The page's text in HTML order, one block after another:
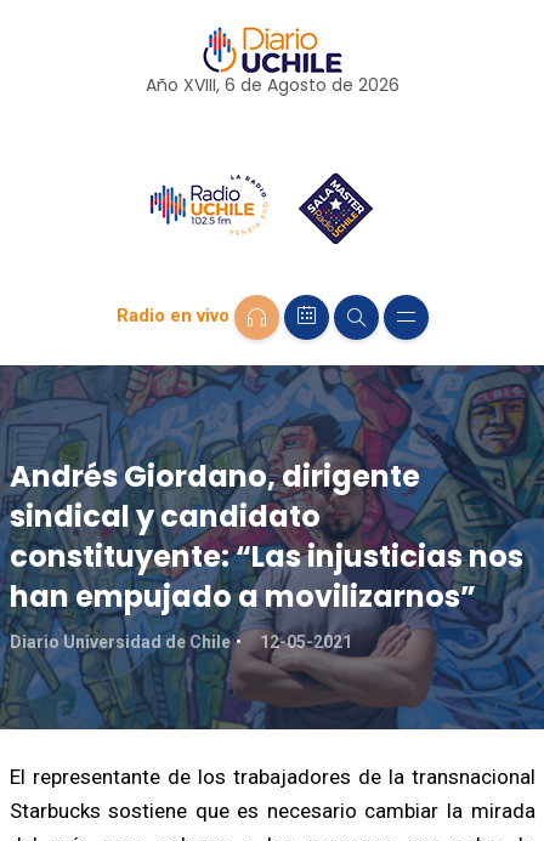
Año XVIII, 6 de Agosto de 2026
Radio en vivo
Andrés Giordano, dirigente
sindical y candidato
constituyente: “Las injusticias nos
han empujado a movilizarnos”
Diario Universidad de Chile 12-05-2021
El representante de los trabajadores de la transnacional
Starbucks sostiene que es necesario cambiar la mirada